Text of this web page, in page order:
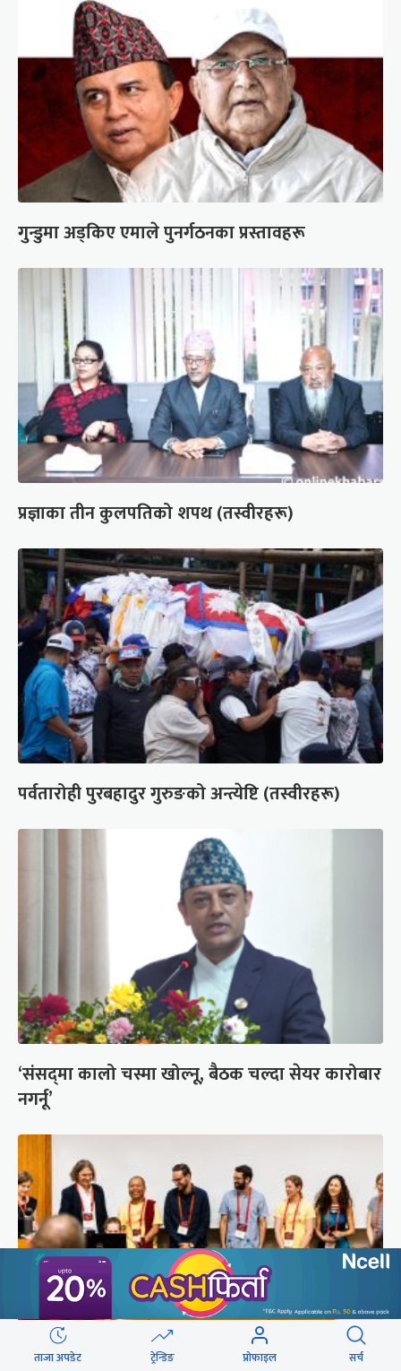
गुन्डुमा अड्किए एमाले पुनर्गठनका प्रस्तावहरू
प्रज्ञाका तीन कुलपतिको शपथ (तस्वीरहरू)
पर्वतारोही पुरबहादुर गुरुङको अन्त्येष्टि (तस्वीरहरू)
‘संसद्‍मा कालो चस्मा खोल्नू, बैठक चल्दा सेयर कारोबार
नगर्नू’
ताजा अपडेट ट्रेन्डिङ प्रोफाइल सर्च